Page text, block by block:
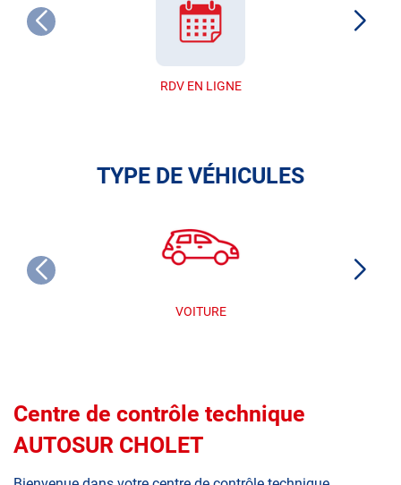
RDV EN LIGNE
TYPE DE VÉHICULES
VOITURE
Centre de contrôle technique
AUTOSUR CHOLET